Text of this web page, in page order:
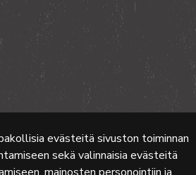
evästeitä sivuston toiminnan
sekä valinnaisia evästeitä